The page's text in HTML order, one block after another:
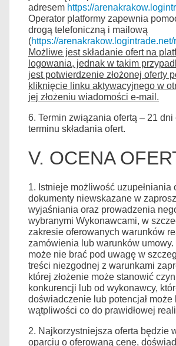
adresem https://
Operator platformy zapewnia
drogą telefoniczną i mailową
(https://
Możliwe jest składanie ofert na
logowania, jednak w takim
jest potwierdzenie złożonej oferty
kliknięcie linku aktywacyjnego w
jej złożeniu wiadomości e-mail.
6. Termin związania ofertą – 21 dni
terminu składania ofert.
V. OCENA
1. Istnieje możliwość uzupełniania
dokumenty niewskazane w
wyjaśniania oraz prowadzenia
wybranymi Wykonawcami, w
zakresie oferowanych warunków
zamówienia lub warunków
może nie brać pod uwagę w
treści niezgodnej z warunkami
której złożenie może stanowić
konkurencji lub od wykonawcy,
doświadczenie lub potencjał może
wątpliwości co do prawidłowej
2. Najkorzystniejsza oferta będzie
oparciu o oferowaną cenę,